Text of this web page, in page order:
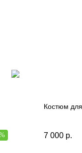
Костюм
7 000 р.